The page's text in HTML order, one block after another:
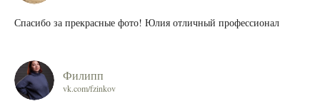
Спасибо за прекрасные фото! Юлия отличный профессионал
Филипп
vk.com/fzinkov